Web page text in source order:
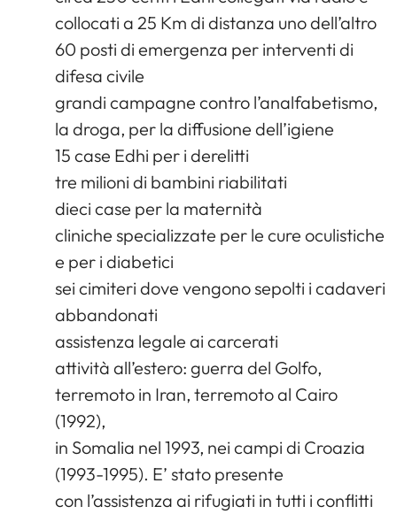
collocati a 25 Km di distanza uno dell’altro
60 posti di emergenza per interventi di
difesa civile
grandi campagne contro l’analfabetismo,
la droga, per la diffusione dell’igiene
15 case Edhi per i derelitti
tre milioni di bambini riabilitati
dieci case per la maternità
cliniche specializzate per le cure oculistiche
e per i diabetici
sei cimiteri dove vengono sepolti i cadaveri
abbandonati
assistenza legale ai carcerati
attività all’estero: guerra del Golfo,
terremoto in Iran, terremoto al Cairo
(1992),
in Somalia nel 1993, nei campi di Croazia
(1993-1995). E’ stato presente
con l’assistenza ai rifugiati in tutti i conflitti